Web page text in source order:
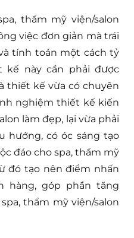
thẩm mỹ viện/salon
việc đơn giản mà trái
tính toán một cách tỷ
kế này cần phải được
thiết kế vừa có chuyên
nghiệm thiết kế kiến
làm đẹp, lại vừa phải
hướng, có óc sáng tạo
đáo cho spa, thẩm mỹ
đó tạo nên điểm nhấn
hàng, góp phần tăng
thẩm mỹ viện/salon